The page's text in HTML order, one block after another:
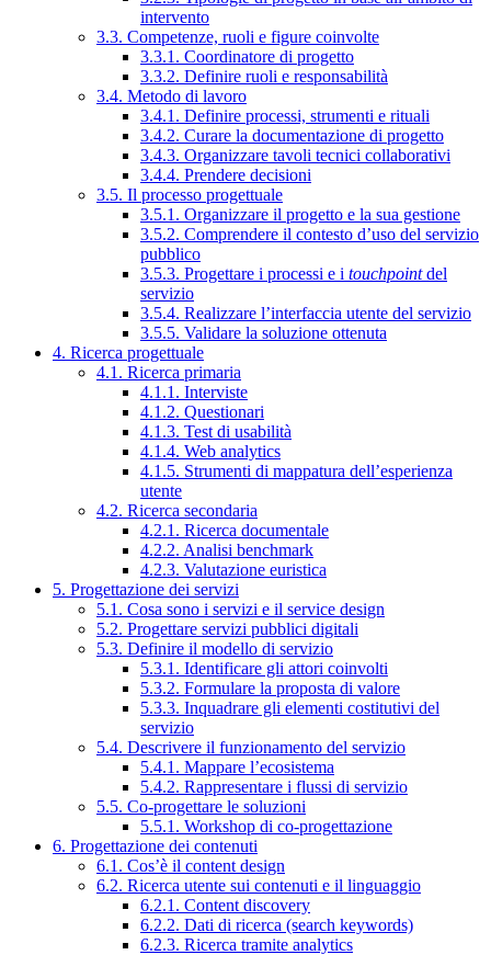
intervento
3.3. Competenze, ruoli e figure coinvolte
3.3.1. Coordinatore di progetto
3.3.2. Definire ruoli e responsabilità
3.4. Metodo di lavoro
3.4.1. Definire processi, strumenti e rituali
3.4.2. Curare la documentazione di progetto
3.4.3. Organizzare tavoli tecnici collaborativi
3.4.4. Prendere decisioni
3.5. Il processo progettuale
3.5.1. Organizzare il progetto e la sua gestione
3.5.2. Comprendere il contesto d’uso del servizio
pubblico
3.5.3. Progettare i processi e i touchpointdel
servizio
3.5.4. Realizzare l’interfaccia utente del servizio
3.5.5. Validare la soluzione ottenuta
4. Ricerca progettuale
4.1. Ricerca primaria
4.1.1. Interviste
4.1.2. Questionari
4.1.3. Test di usabilità
4.1.4. Web analytics
4.1.5. Strumenti di mappatura dell’esperienza
utente
4.2. Ricerca secondaria
4.2.1. Ricerca documentale
4.2.2. Analisi benchmark
4.2.3. Valutazione euristica
5. Progettazione dei servizi
5.1. Cosa sono i servizi e il service design
5.2. Progettare servizi pubblici digitali
5.3. Definire il modello di servizio
5.3.1. Identificare gli attori coinvolti
5.3.2. Formulare la proposta di valore
5.3.3. Inquadrare gli elementi costitutivi del
servizio
5.4. Descrivere il funzionamento del servizio
5.4.1. Mappare l’ecosistema
5.4.2. Rappresentare i flussi di servizio
5.5. Co-progettare le soluzioni
5.5.1. Workshop di co-progettazione
6. Progettazione dei contenuti
6.1. Cos’è il content design
6.2. Ricerca utente sui contenuti e il linguaggio
6.2.1. Content discovery
6.2.2. Dati di ricerca (search keywords)
6.2.3. Ricerca tramite analytics